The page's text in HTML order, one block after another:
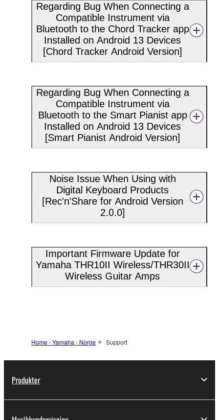
Regarding Bug When Connecting a
Compatible Instrument via
Bluetooth to the Chord Tracker app
Installed on Android 13 Devices
[Chord Tracker Android Version]
Regarding Bug When Connecting a
Compatible Instrument via
Bluetooth to the Smart Pianist app
Installed on Android 13 Devices
[Smart Pianist Android Version]
Noise Issue When Using with
Digital Keyboard Products
[Rec'n'Share for Android Version
2.0.0]
Important Firmware Update for
Yamaha THR10II Wireless/THR30II
Wireless Guitar Amps
Home - Yamaha - Norge Support
Produkter